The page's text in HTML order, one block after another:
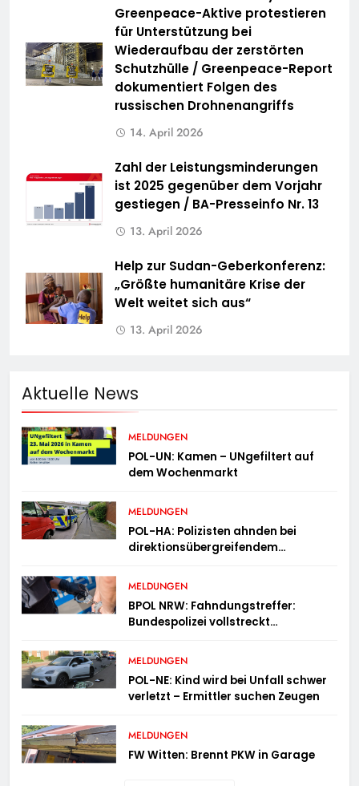
Greenpeace-Aktive protestieren
für Unterstützung bei
Wiederaufbau der zerstörten
Schutzhülle / Greenpeace-Report
dokumentiert Folgen des
russischen Drohnenangriffs
14. April 2026
Zahl der Leistungsminderungen
ist 2025 gegenüber dem Vorjahr
gestiegen / BA-Presseinfo Nr. 13
13. April 2026
Help zur Sudan-Geberkonferenz:
„Größte humanitäre Krise der
Welt weitet sich aus“
13. April 2026
Aktuelle News
MELDUNGEN
POL-UN: Kamen – UNgefiltert auf
dem Wochenmarkt
MELDUNGEN
POL-HA: Polizisten ahnden bei
direktionsübergreifendem
MELDUNGEN
BPOL NRW: Fahndungstreffer:
Bundespolizei vollstreckt
MELDUNGEN
POL-NE: Kind wird bei Unfall schwer
verletzt – Ermittler suchen Zeugen
MELDUNGEN
FW Witten: Brennt PKW in Garage